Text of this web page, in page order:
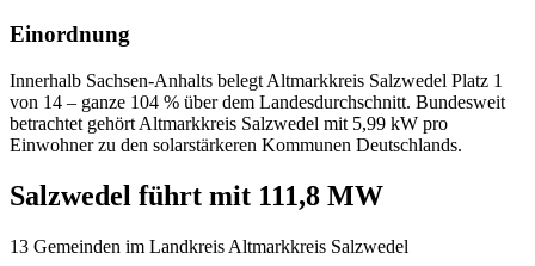
Einordnung
Innerhalb Sachsen-Anhalts belegt Altmarkkreis Salzwedel Platz 1
von 14 – ganze 104 % über dem Landesdurchschnitt. Bundesweit
betrachtet gehört Altmarkkreis Salzwedel mit 5,99 kW pro
Einwohner zu den solarstärkeren Kommunen Deutschlands.
Salzwedel führt mit 111,8 MW
13 Gemeinden im Landkreis Altmarkkreis Salzwedel